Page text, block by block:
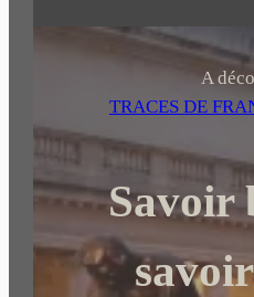
r
c
h
r
A
TRACES DE
Savoir